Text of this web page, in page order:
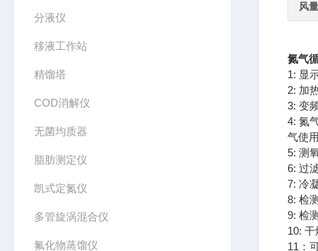
分液仪
移液工作站
精馏塔
COD消解仪
无菌均质器
脂肪测定仪
凯式定氮仪
多管旋涡混合仪
氟化物蒸馏仪
风
氮气
1: 显
2: 加
3: 变
4: 氮
气使
5: 测
6: 过
7: 冷
8: 检
9: 检
10:
11：